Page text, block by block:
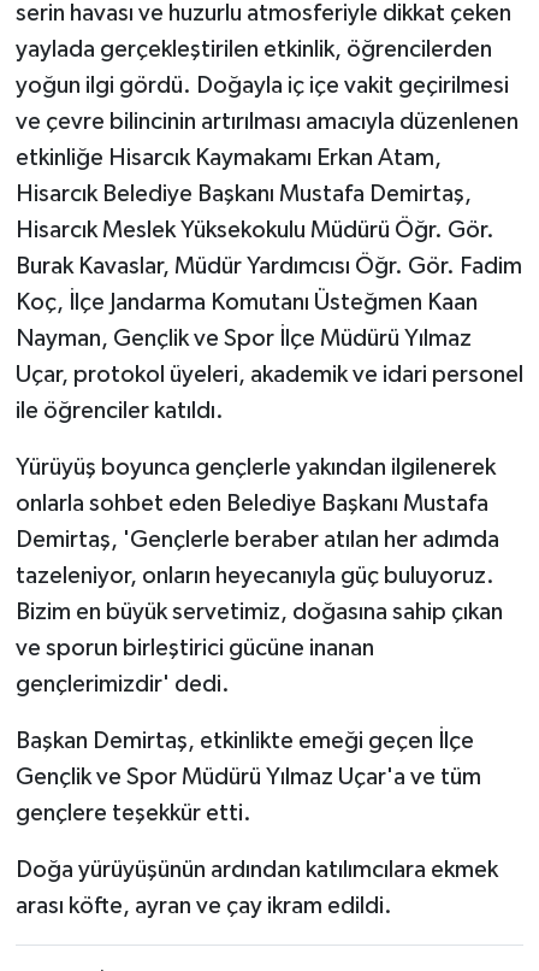
serin havası ve huzurlu atmosferiyle dikkat çeken
yaylada gerçekleştirilen etkinlik, öğrencilerden
yoğun ilgi gördü. Doğayla iç içe vakit geçirilmesi
ve çevre bilincinin artırılması amacıyla düzenlenen
etkinliğe Hisarcık Kaymakamı Erkan Atam,
Hisarcık Belediye Başkanı Mustafa Demirtaş,
Hisarcık Meslek Yüksekokulu Müdürü Öğr. Gör.
Burak Kavaslar, Müdür Yardımcısı Öğr. Gör. Fadim
Koç, İlçe Jandarma Komutanı Üsteğmen Kaan
Nayman, Gençlik ve Spor İlçe Müdürü Yılmaz
Uçar, protokol üyeleri, akademik ve idari personel
ile öğrenciler katıldı.
Yürüyüş boyunca gençlerle yakından ilgilenerek
onlarla sohbet eden Belediye Başkanı Mustafa
Demirtaş, 'Gençlerle beraber atılan her adımda
tazeleniyor, onların heyecanıyla güç buluyoruz.
Bizim en büyük servetimiz, doğasına sahip çıkan
ve sporun birleştirici gücüne inanan
gençlerimizdir' dedi.
Başkan Demirtaş, etkinlikte emeği geçen İlçe
Gençlik ve Spor Müdürü Yılmaz Uçar'a ve tüm
gençlere teşekkür etti.
Doğa yürüyüşünün ardından katılımcılara ekmek
arası köfte, ayran ve çay ikram edildi.
Siyaset
Spor
Teknoloji
Vefat Haberleri
Yaşam